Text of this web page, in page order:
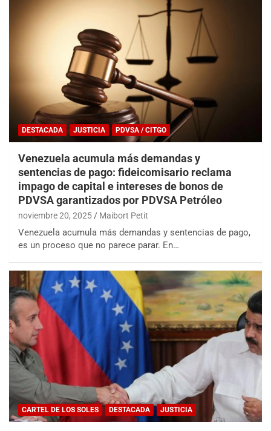
DESTACADA JUSTICIA PDVSA / CITGO
Venezuela acumula más demandas y
sentencias de pago: fideicomisario reclama
impago de capital e intereses de bonos de
PDVSA garantizados por PDVSA Petróleo
noviembre 20, 2025 Maibort Petit
Venezuela acumula más demandas y sentencias de pago,
es un proceso que no parece parar. En…
CARTEL DE LOS SOLES DESTACADA JUSTICIA